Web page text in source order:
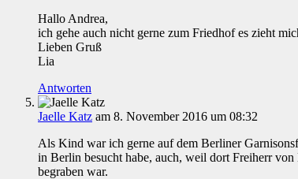
Hallo Andrea,
ich gehe auch nicht gerne zum Friedhof es zieht
Lieben Gruß
Lia
Antworten
Jaelle Katz am 8. November 2016 um 08:32
Als Kind war ich gerne auf dem Berliner
in Berlin besucht habe, auch, weil dort Freiherr
begraben war.